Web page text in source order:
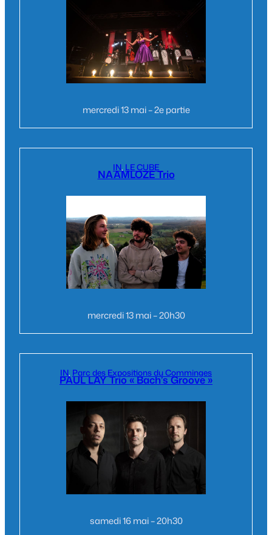
mercredi 13 mai – 2e partie
IN, LE CUBE
NAAMLOZE Trio
mercredi 13 mai – 20h30
IN, Parc des Expositions du Comminges
PAUL LAY Trio « Bach’s Groove »
samedi 16 mai – 20h30